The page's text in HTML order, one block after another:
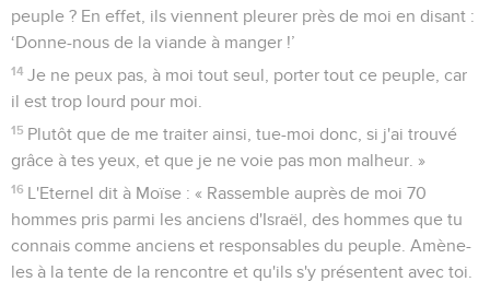
peuple ? En effet, ils viennent pleurer près de moi en disant :
‘Donne-nous de la viande à manger !’
14 Je ne peux pas, à moi tout seul, porter tout ce peuple, car
il est trop lourd pour moi.
15 Plutôt que de me traiter ainsi, tue-moi donc, si j'ai trouvé
grâce à tes yeux, et que je ne voie pas mon malheur. »
16 L'Eternel dit à Moïse : « Rassemble auprès de moi 70
hommes pris parmi les anciens d'Israël, des hommes que tu
connais comme anciens et responsables du peuple. Amène-
les à la tente de la rencontre et qu'ils s'y présentent avec toi.